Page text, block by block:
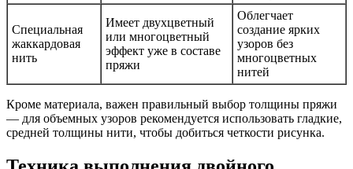
Специальная
жаккардовая
нить
Имеет двухцветный
или многоцветный
эффект уже в составе
пряжи
Облегчает
создание ярких
узоров без
многоцветных
нитей
Кроме материала, важен правильный выбор толщины пряжи
— для объемных узоров рекомендуется использовать гладкие,
средней толщины нити, чтобы добиться четкости рисунка.